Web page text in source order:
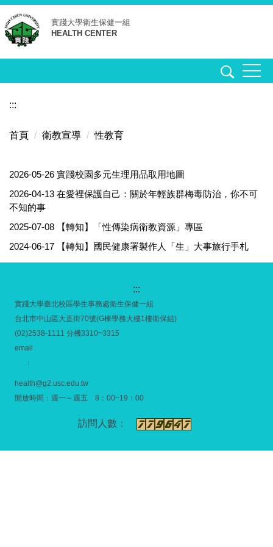
跳
到
主
要
區
實踐大學衛生保健一組
HEALTH CENTER
:::
首頁 衛教宣導 性教育
2026-05-26 實踐校園多元生理用品取用地圖
2026-04-13 在愛裡保護自己：關於年輕族群梅毒防治，你不可
不知的事
2025-07-08
【轉知】「性傳染病衛教資源」專區
2024-06-17
【轉知】國民健康署製作人「生」大事旅行手札
:::
實踐大學臺北校區學生事務處衛生保健一組
台北市中山區大直街70號(G棟學務大樓1樓衛保組)
(02)2538-1111 分機3310~3315
email
：
health@g2.usc.edu.tw
開放時間：週一～週五 8：00~19：00